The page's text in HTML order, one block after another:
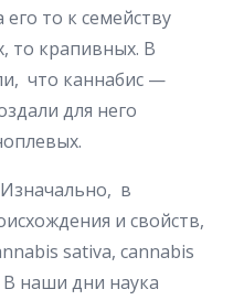
то к семейству
то крапивных. В
что каннабис —
для него
в
и свойств,
sativa, cannabis
В наши дни наука